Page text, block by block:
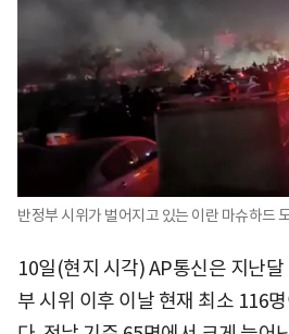
반정부 시위가 벌어지고 있는 이란 마슈하드
10일(현지 시각) AP통신은 지난
부 시위 이후 이날 현재 최소 116